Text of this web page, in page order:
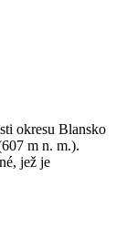
okresu Blansko
m n. m.).
jež je